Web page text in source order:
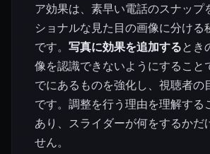
ア効果は、素早い電話のスナップ
ショナルな見た目の画像に分ける
です。 写真に効果を追加するとき
像を認識できないようにすること
でにあるものを強化し、視聴者の
です。調整を行う理由を理解する
あり、スライダーが何をするかだ
せん。